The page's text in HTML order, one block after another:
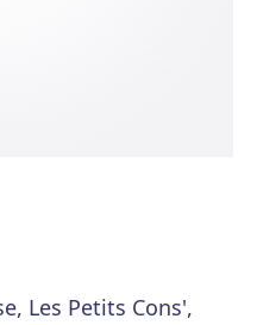
Les Petits Cons',